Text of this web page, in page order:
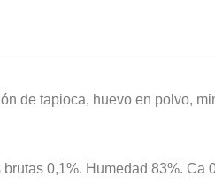
de tapioca, huevo en polvo,
0,1%. Humedad 83%. Ca